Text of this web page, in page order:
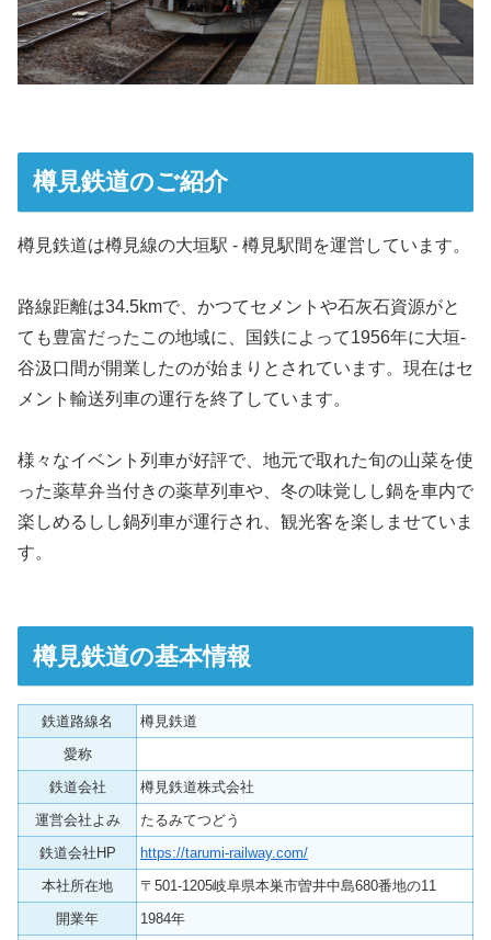
樽見鉄道のご紹介
樽見鉄道は樽見線の大垣駅 - 樽見駅間を運営しています。
路線距離は34.5kmで、かつてセメントや石灰石資源がと
ても豊富だったこの地域に、国鉄によって1956年に大垣-
谷汲口間が開業したのが始まりとされています。現在はセ
メント輸送列車の運行を終了しています。
様々なイベント列車が好評で、地元で取れた旬の山菜を使
った薬草弁当付きの薬草列車や、冬の味覚しし鍋を車内で
楽しめるしし鍋列車が運行され、観光客を楽しませていま
す。
樽見鉄道の基本情報
鉄道路線名
樽見鉄道
愛称
鉄道会社
樽見鉄道株式会社
運営会社よみ
たるみてつどう
鉄道会社HP
https://tarumi-railway.com/
本社所在地
〒501-1205岐阜県本巣市曽井中島680番地の11
開業年
1984年